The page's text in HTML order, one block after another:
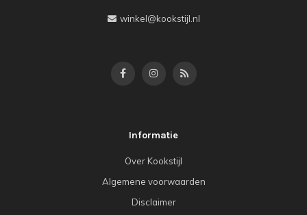
winkel@kookstijl.nl
Informatie
Over Kookstijl
Algemene voorwaarden
Disclaimer